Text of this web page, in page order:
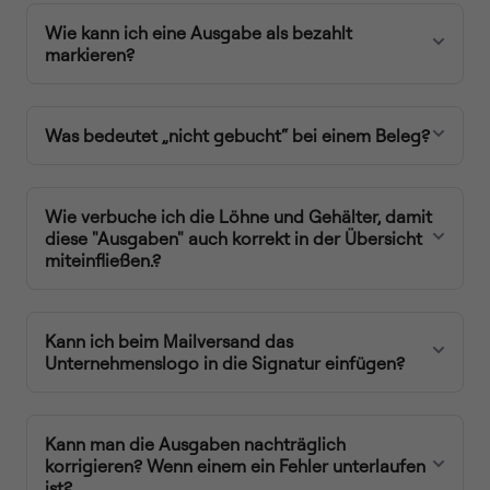
Wie kann ich eine Ausgabe als bezahlt
markieren?
Was bedeutet „nicht gebucht“ bei einem Beleg?
Wie verbuche ich die Löhne und Gehälter, damit
diese "Ausgaben" auch korrekt in der Übersicht
miteinfließen.?
Kann ich beim Mailversand das
Unternehmenslogo in die Signatur einfügen?
Kann man die Ausgaben nachträglich
korrigieren? Wenn einem ein Fehler unterlaufen